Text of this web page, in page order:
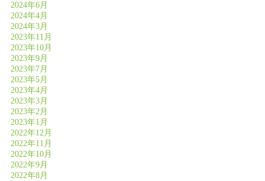
2024年6月
2024年4月
2024年3月
2023年11月
2023年10月
2023年9月
2023年7月
2023年5月
2023年4月
2023年3月
2023年2月
2023年1月
2022年12月
2022年11月
2022年10月
2022年9月
2022年8月